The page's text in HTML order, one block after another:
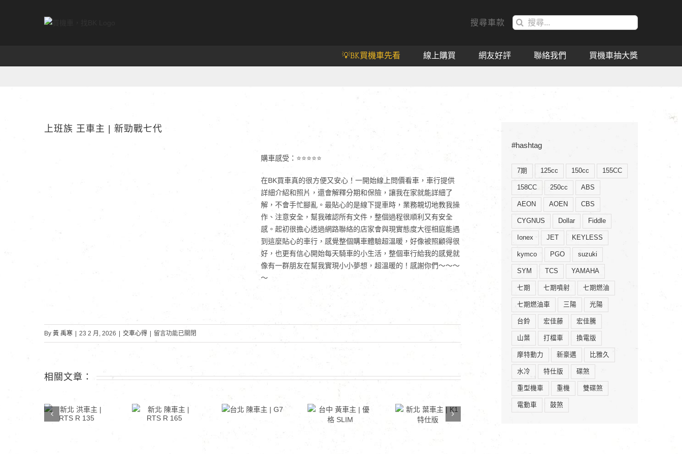
搜尋車款
搜
💡BK買機車先看 線上購買 網友好評 聯絡我們 買機車抽大獎
上班族 王車主 | 新勁戰七代
購車感受：⭐⭐⭐⭐⭐
在BK買車真的很方便又安心！一開始線上問價看車，車行提供
詳細介紹和照片，還會解釋分期和保險，讓我在家就能詳細了
解，不會手忙腳亂。最貼心的是線下提車時，業務親切地教我操
作、注意安全，幫我確認所有文件，整個過程很順利又有安全
感。起初很擔心透過網路聯絡的店家會與現實態度大徑相庭能遇
到這麼貼心的車行，感覺整個購車體驗超溫暖，好像被照顧得很
好，也更有信心開始每天騎車的小生活，整個車行給我的感覺就
像有一群朋友在幫我實現小小夢想，超溫暖的！感謝你們～～～
～
By 黃 禹寒 23 2 月, 2026 交車心得
在
王
主
|
留言功能已關閉
相關文章：
新北 洪車主 |
RTS R 135
新北 陳車主 |
RTS R 165
台北 陳車主
台中 黃車主 |
優格 SLIM
新北 葉車主 |
K1 特仕版
#hashtag
7期 125cc 150cc 155CC
158CC 250cc ABS
AEON AOEN CBS
CYGNUS Dollar Fiddle
Ionex JET KEYLESS
kymco PGO suzuki
SYM TCS YAMAHA
七期 七期噴射 七期燃油
七期燃油車 三陽 光陽
台鈴 宏佳藤 宏佳騰
山葉 打檔車 換電版
摩特動力 新豪邁 比雅久
水冷 特仕版 碟煞
重型機車 重機 雙碟煞
電動車 鼓煞